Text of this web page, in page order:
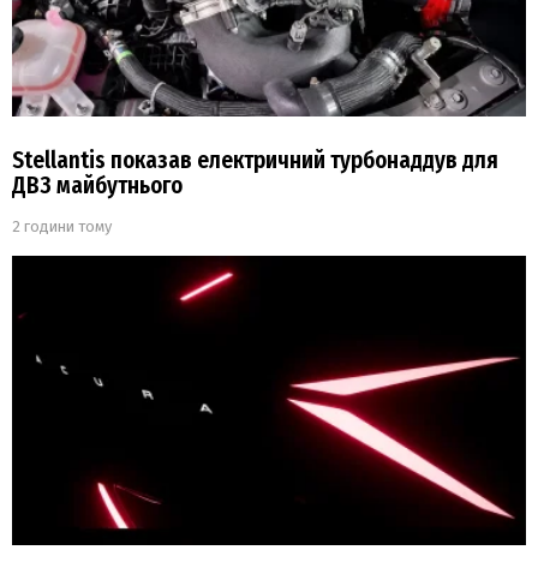
Stellantis показав електричний турбонаддув для
ДВЗ майбутнього
2 години тому